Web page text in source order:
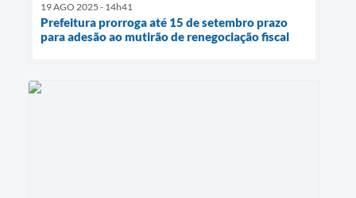
19 AGO 2025 - 14h41
Prefeitura prorroga até 15 de setembro prazo
para adesão ao mutirão de renegociação fiscal